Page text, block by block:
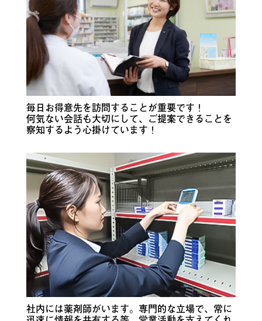
毎日お得意先を訪問することが重要です！
何気ない会話も大切にして、ご提案できることを
察知するよう心掛けています！
社内には薬剤師がいます。専門的な立場で、常に